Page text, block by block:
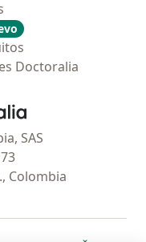
Doctoralia
- Página de inicio
SAS
Colombia